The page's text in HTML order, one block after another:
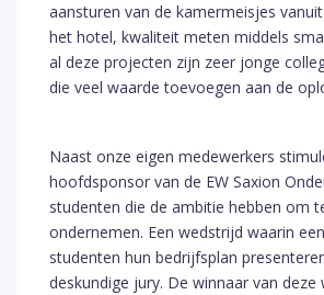
aansturen van de kamermeisjes
het hotel, kwaliteit meten middels
al deze projecten zijn zeer jonge
die veel waarde toevoegen aan de
Naast onze eigen medewerkers
hoofdsponsor van de EW Saxion
studenten die de ambitie hebben om
ondernemen. Een wedstrijd waarin
studenten hun bedrijfsplan
deskundige jury. De winnaar van